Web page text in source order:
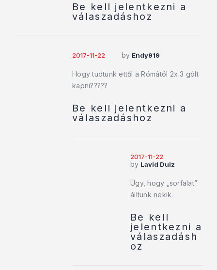
Be kell jelentkezni a
válaszadáshoz
2017-11-22 by Endy919
Hogy tudtunk ettől a Rómától 2x 3 gólt
kapni?????
Be kell jelentkezni a
válaszadáshoz
2017-11-22
by Lavid Duiz
Úgy, hogy „sorfalat”
álltunk nekik.
Be kell
jelentkezni a
válaszadásh
oz